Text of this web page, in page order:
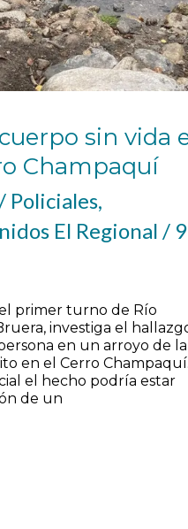
sin vida
Champaquí
Policiales,
El Regional/ 9
primer turno de Río
investiga el
en un arroyo de la
en el Cerro
el hecho podría estar
de un